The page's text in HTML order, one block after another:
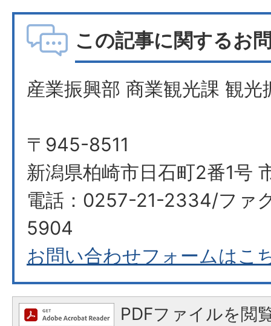
この記事に関するお
産業振興部 商業観光課 観光
〒945-8511
新潟県柏崎市日石町2番1号
電話：0257-21-2334/ファ
5904
お問い合わせフォームはこ
PDFファイルを閲